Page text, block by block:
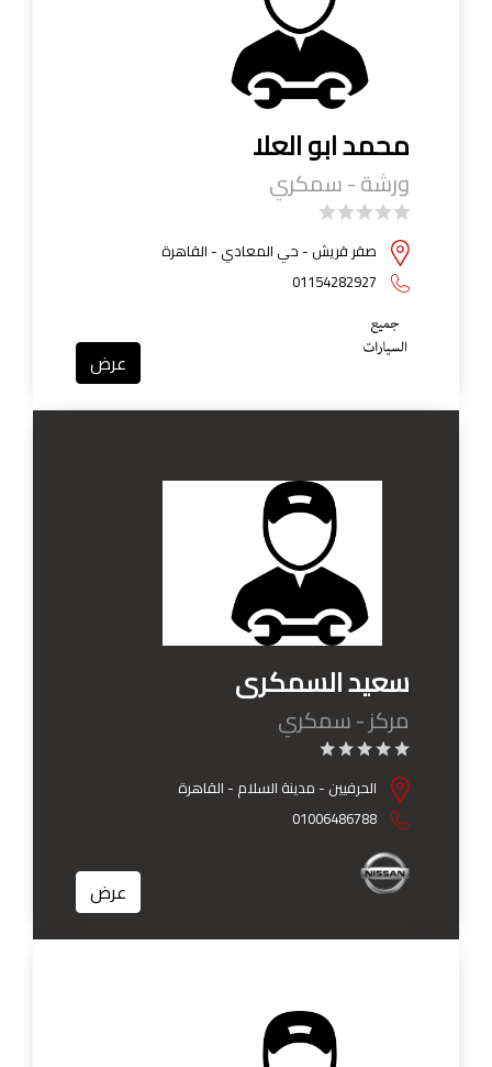
محمد ابو العلا
ورشة - سمكري
صقر قريش - حي المعادي - القاهرة
01154282927
عرض
سعيد السمكرى
مركز - سمكري
الحرفيين - مدينة السلام - القاهرة
01006486788
عرض